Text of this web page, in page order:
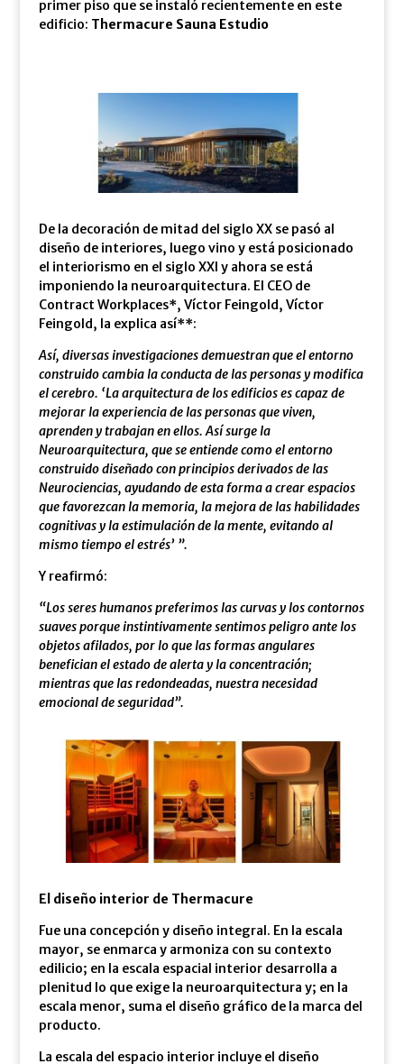
primer piso que se instaló recientemente en este
edificio: Thermacure Sauna Estudio
De la decoración de mitad del siglo XX se pasó al
diseño de interiores, luego vino y está posicionado
el interiorismo en el siglo XXI y ahora se está
imponiendo la neuroarquitectura. El CEO de
Contract Workplaces*, Víctor Feingold, Víctor
Feingold, la explica así**:
Así, diversas investigaciones demuestran que el entorno
construido cambia la conducta de las personas y modifica
el cerebro. ‘La arquitectura de los edificios es capaz de
mejorar la experiencia de las personas que viven,
aprenden y trabajan en ellos. Así surge la
Neuroarquitectura, que se entiende como el entorno
construido diseñado con principios derivados de las
Neurociencias, ayudando de esta forma a crear espacios
que favorezcan la memoria, la mejora de las habilidades
cognitivas y la estimulación de la mente, evitando al
mismo tiempo el estrés’ ”.
Y reafirmó:
“Los seres humanos preferimos las curvas y los contornos
suaves porque instintivamente sentimos peligro ante los
objetos afilados, por lo que las formas angulares
benefician el estado de alerta y la concentración;
mientras que las redondeadas, nuestra necesidad
emocional de seguridad”.
El diseño interior de Thermacure
Fue una concepción y diseño integral. En la escala
mayor, se enmarca y armoniza con su contexto
edilicio; en la escala espacial interior desarrolla a
plenitud lo que exige la neuroarquitectura y; en la
escala menor, suma el diseño gráfico de la marca del
producto.
La escala del espacio interior incluye el diseño